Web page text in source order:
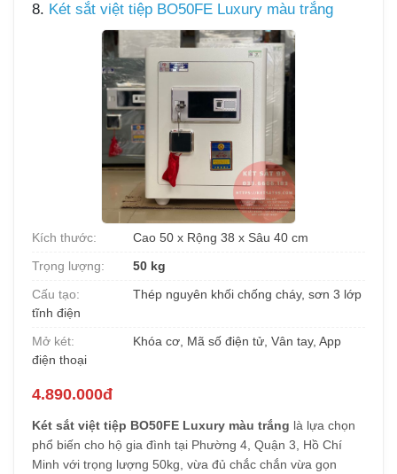
8. Két sắt việt tiệp BO50FE Luxury màu trắng
Kích thước:
Cao 50 x Rộng 38 x Sâu 40 cm
Trọng lượng:
50 kg
Cấu tạo:
Thép nguyên khối chống cháy, sơn 3 lớp
tĩnh điện
Mở két:
Khóa cơ, Mã số điện tử, Vân tay, App
điện thoại
4.890.000đ
Két sắt việt tiệp BO50FE Luxury màu trắng là lựa chọn
phổ biến cho hộ gia đình tại Phường 4, Quận 3, Hồ Chí
Minh với trọng lượng 50kg, vừa đủ chắc chắn vừa gọn